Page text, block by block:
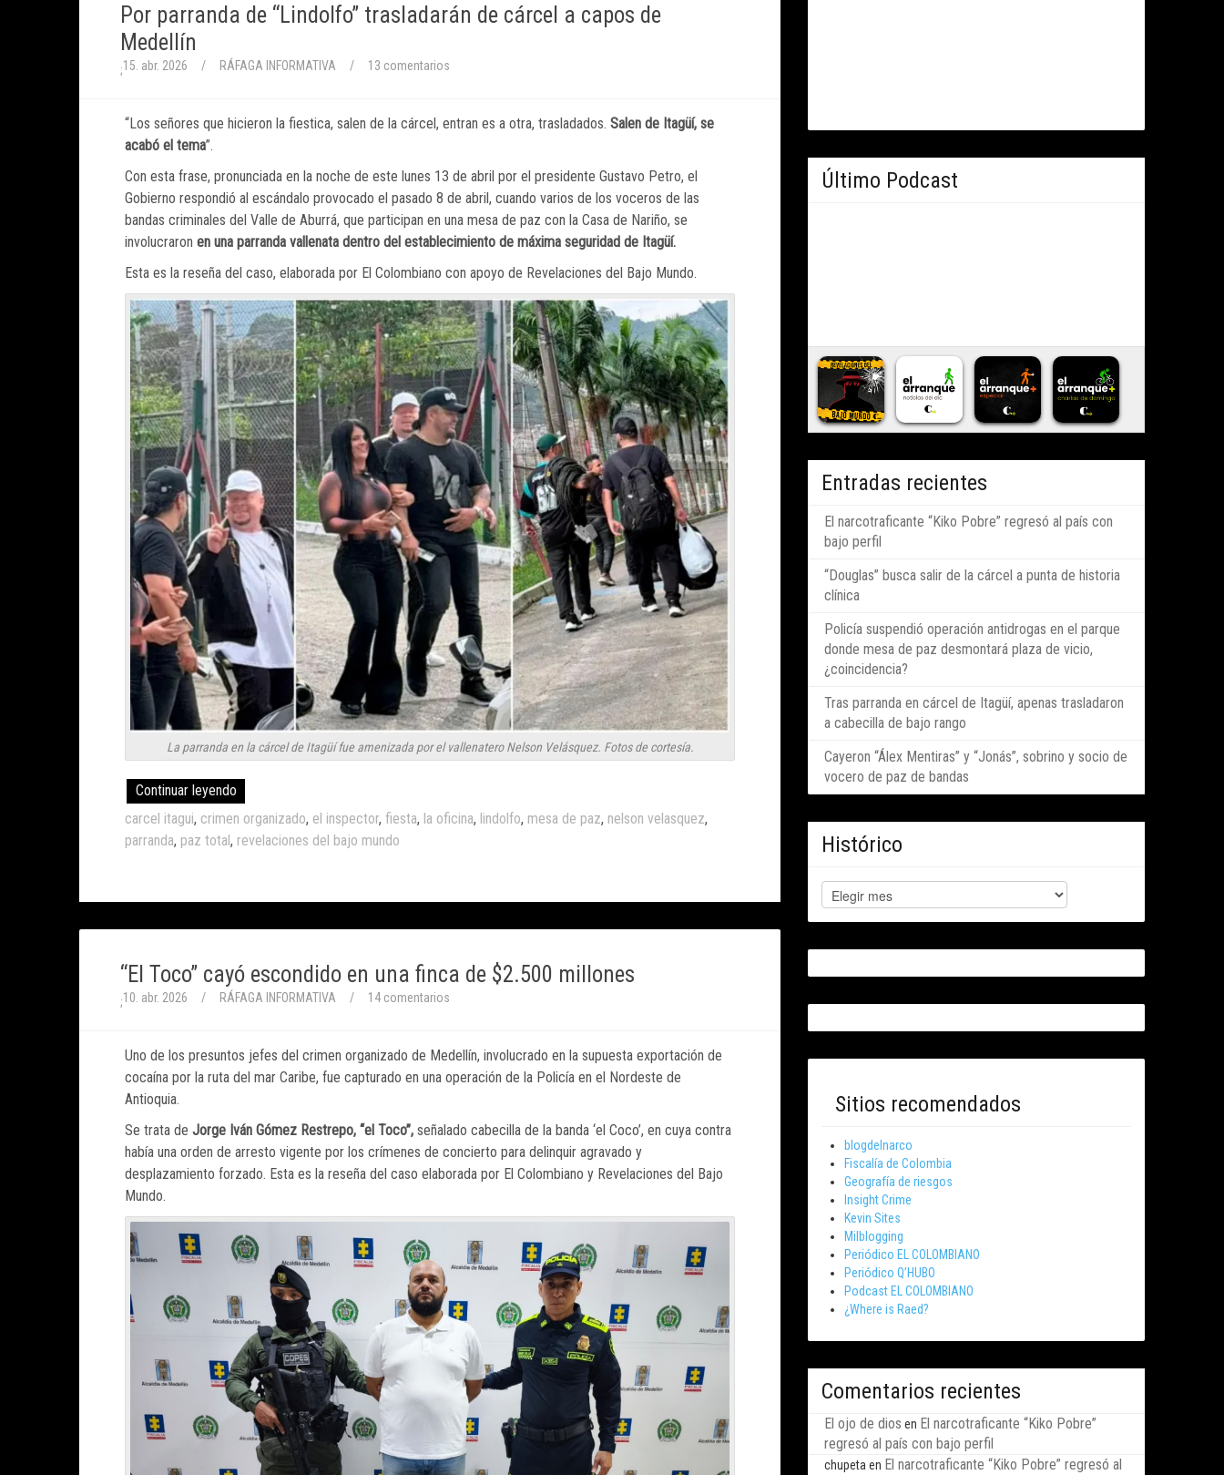
Por parranda de “Lindolfo” trasladarán de cárcel a capos de
Medellín
;15. abr. 2026 / RÁFAGA INFORMATIVA / 13 comentarios
“Los señores que hicieron la fiestica, salen de la cárcel, entran es a otra, trasladados. Salen de Itagüí, se
acabó el tema”.
Con esta frase, pronunciada en la noche de este lunes 13 de abril por el presidente Gustavo Petro, el
Gobierno respondió al escándalo provocado el pasado 8 de abril, cuando varios de los voceros de las
bandas criminales del Valle de Aburrá, que participan en una mesa de paz con la Casa de Nariño, se
involucraron en una parranda vallenata dentro del establecimiento de máxima seguridad de Itagüí.
Esta es la reseña del caso, elaborada por El Colombiano con apoyo de Revelaciones del Bajo Mundo.
La parranda en la cárcel de Itagüí fue amenizada por el vallenatero Nelson Velásquez. Fotos de cortesía.
Continuar leyendo
carcel itagui, crimen organizado, el inspector, fiesta, la oficina, lindolfo, mesa de paz, nelson velasquez,
parranda, paz total , revelaciones del bajo mundo
“El Toco” cayó escondido en una finca de $2.500 millones
;10. abr. 2026 / RÁFAGA INFORMATIVA / 14 comentarios
Uno de los presuntos jefes del crimen organizado de Medellín, involucrado en la supuesta exportación de
cocaína por la ruta del mar Caribe, fue capturado en una operación de la Policía en el Nordeste de
Antioquia.
Se trata de Jorge Iván Gómez Restrepo, “el Toco”, señalado cabecilla de la banda ‘el Coco’, en cuya contra
había una orden de arresto vigente por los crímenes de concierto para delinquir agravado y
desplazamiento forzado. Esta es la reseña del caso elaborada por El Colombiano y Revelaciones del Bajo
Mundo.
Último Podcast
Entradas recientes
El narcotraficante “Kiko Pobre” regresó al país con
bajo perfil
“Douglas” busca salir de la cárcel a punta de historia
clínica
Policía suspendió operación antidrogas en el parque
donde mesa de paz desmontará plaza de vicio,
¿coincidencia?
Tras parranda en cárcel de Itagüí, apenas trasladaron
a cabecilla de bajo rango
Cayeron “Álex Mentiras” y “Jonás”, sobrino y socio de
vocero de paz de bandas
Histórico
Sitios recomendados
blogdelnarco
Fiscalía de Colombia
Geografía de riesgos
Insight Crime
Kevin Sites
Milblogging
Periódico EL COLOMBIANO
Periódico Q’HUBO
Podcast EL COLOMBIANO
¿Where is Raed?
Comentarios recientes
El ojo de dios en El narcotraficante “Kiko Pobre”
regresó al país con bajo perfil
chupeta en El narcotraficante “Kiko Pobre” regresó al